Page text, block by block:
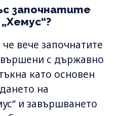
започнатите
вече започнатите
с държавно
като основен
на
и завършването